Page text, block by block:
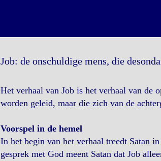
Job: de onschuldige mens, die
Het verhaal van Job is het verhaal van de
worden geleid, maar die zich van de
Voorspel in de hemel
In het begin van het verhaal treedt Satan
gesprek met God meent Satan dat Job